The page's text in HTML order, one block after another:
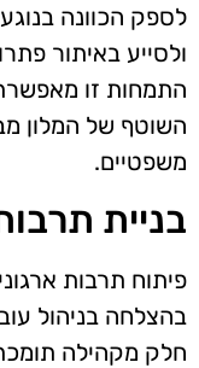
לספק הכוונה
ולסייע באיתור
התמחות זו
השוטף של המלון
משפטיים.
בניית
פיתוח תרבות
בהצלחה בניהול
חלק מקהילה